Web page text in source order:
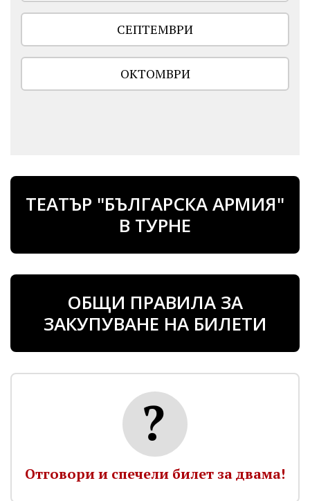
СЕПТЕМВРИ
ОКТОМВРИ
ТЕАТЪР "БЪЛГАРСКА АРМИЯ"
В ТУРНЕ
ОБЩИ ПРАВИЛА ЗА
ЗАКУПУВАНЕ НА БИЛЕТИ
Отговори и спечели билет за двама!